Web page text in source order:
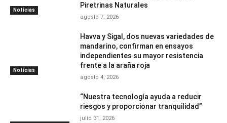
Noticias
Piretrinas Naturales
agosto 7, 2026
Noticias
Havva y Sigal, dos nuevas variedades de
mandarino, confirman en ensayos
independientes su mayor resistencia
frente a la araña roja
agosto 4, 2026
“Nuestra tecnología ayuda a reducir
riesgos y proporcionar tranquilidad”
julio 31, 2026